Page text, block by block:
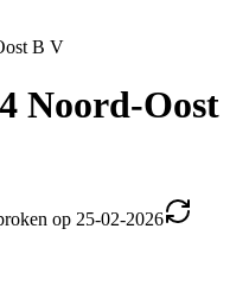
B V
Noord-Oost
op 25-02-2026